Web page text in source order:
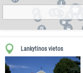
Lankytinos vietos